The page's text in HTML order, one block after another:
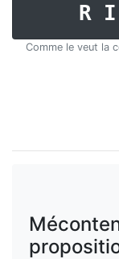
Comme le veut la